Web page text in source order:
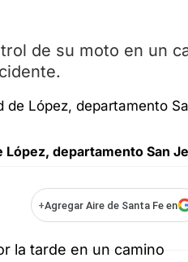
de su moto en un
López, departamento San
+Agregar Aire de Santa Fe en
la tarde en un camino